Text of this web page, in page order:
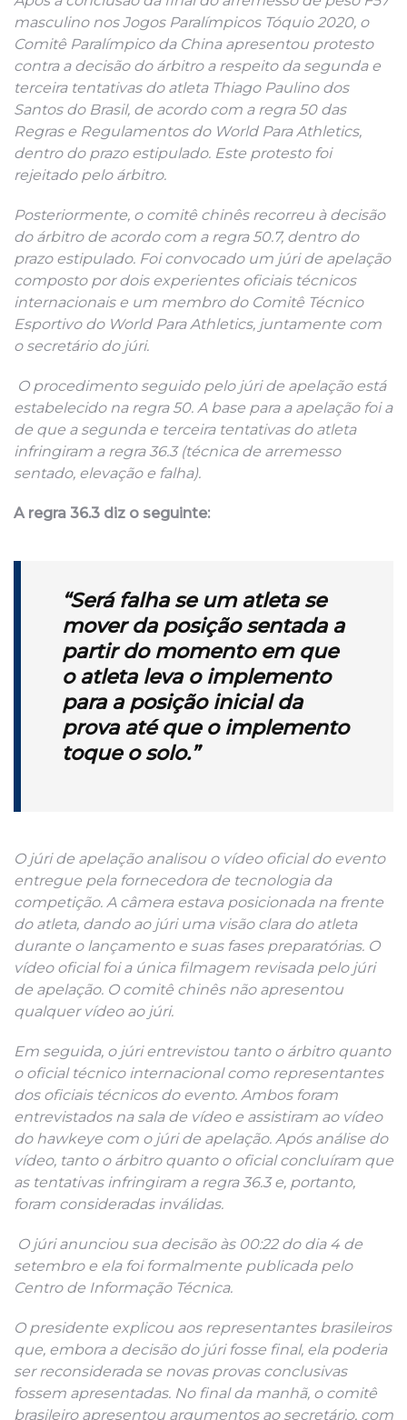
masculino nos Jogos Paralímpicos Tóquio 2020, o
Comitê Paralímpico da China apresentou protesto
contra a decisão do árbitro a respeito da segunda e
terceira tentativas do atleta Thiago Paulino dos
Santos do Brasil, de acordo com a regra 50 das
Regras e Regulamentos do World Para Athletics,
dentro do prazo estipulado. Este protesto foi
rejeitado pelo árbitro.
Posteriormente, o comitê chinês recorreu à decisão
do árbitro de acordo com a regra 50.7, dentro do
prazo estipulado. Foi convocado um júri de apelação
composto por dois experientes oficiais técnicos
internacionais e um membro do Comitê Técnico
Esportivo do World Para Athletics, juntamente com
o secretário do júri.
O procedimento seguido pelo júri de apelação está
estabelecido na regra 50. A base para a apelação foi a
de que a segunda e terceira tentativas do atleta
infringiram a regra 36.3 (técnica de arremesso
sentado, elevação e falha).
A regra 36.3 diz o seguinte:
“Será falha se um atleta se
mover da posição sentada a
partir do momento em que
o atleta leva o implemento
para a posição inicial da
prova até que o implemento
toque o solo.”
O júri de apelação analisou o vídeo oficial do evento
entregue pela fornecedora de tecnologia da
competição. A câmera estava posicionada na frente
do atleta, dando ao júri uma visão clara do atleta
durante o lançamento e suas fases preparatórias. O
vídeo oficial foi a única filmagem revisada pelo júri
de apelação. O comitê chinês não apresentou
qualquer vídeo ao júri.
Em seguida, o júri entrevistou tanto o árbitro quanto
o oficial técnico internacional como representantes
dos oficiais técnicos do evento. Ambos foram
entrevistados na sala de vídeo e assistiram ao vídeo
do hawkeye com o júri de apelação. Após análise do
vídeo, tanto o árbitro quanto o oficial concluíram que
as tentativas infringiram a regra 36.3 e, portanto,
foram consideradas inválidas.
O júri anunciou sua decisão às 00:22 do dia 4 de
setembro e ela foi formalmente publicada pelo
Centro de Informação Técnica.
O presidente explicou aos representantes brasileiros
que, embora a decisão do júri fosse final, ela poderia
ser reconsiderada se novas provas conclusivas
fossem apresentadas. No final da manhã, o comitê
brasileiro apresentou argumentos ao secretário, com